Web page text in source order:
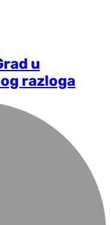
u
razloga